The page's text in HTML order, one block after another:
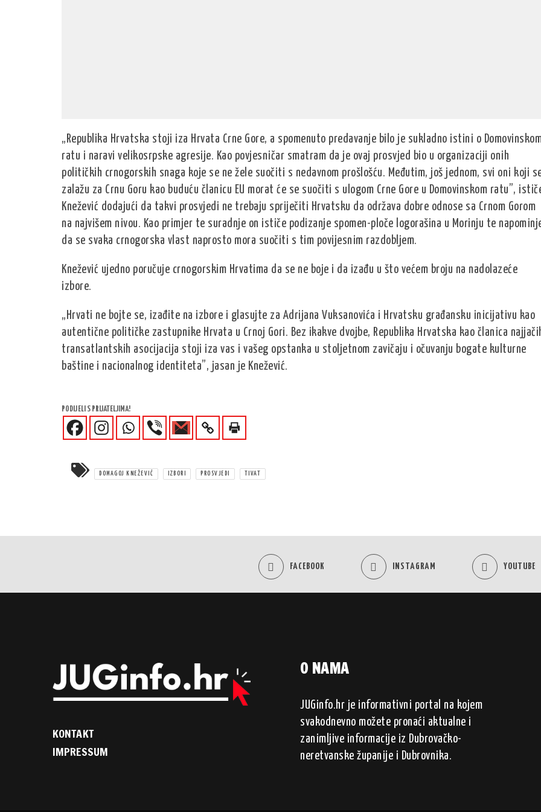
„Republika Hrvatska stoji iza Hrvata Crne Gore, a spomenuto predavanje bilo je sukladno istini o
ratu i naravi velikosrpske agresije. Kao povjesničar smatram da je ovaj prosvjed bio u organizaciji onih
političkih crnogorskih snaga koje se ne žele suočiti s nedavnom prošlošću. Međutim, još jednom, svi oni koji
zalažu za Crnu Goru kao buduću članicu EU morat će se suočiti s ulogom Crne Gore u Domovinskom ratu”,
Knežević dodajući da takvi prosvjedi ne trebaju spriječiti Hrvatsku da održava dobre odnose sa Crnom Gorom
na najvišem nivou. Kao primjer te suradnje on ističe podizanje spomen-ploče logorašina u Morinju te
da se svaka crnogorska vlast naprosto mora suočiti s tim povijesnim razdobljem.
Knežević ujedno poručuje crnogorskim Hrvatima da se ne boje i da izađu u što većem broju na nadolazeće
izbore.
„Hrvati ne bojte se, izađite na izbore i glasujte za Adrijana Vuksanovića i Hrvatsku građansku inicijativu kao
autentične političke zastupnike Hrvata u Crnoj Gori. Bez ikakve dvojbe, Republika Hrvatska kao članica
transatlantskih asocijacija stoji iza vas i vašeg opstanka u stoljetnom zavičaju i očuvanju bogate kulturne
baštine i nacionalnog identiteta”, jasan je Knežević.
PODIJELI S PRIJATELJIMA!
DOMAGOJ KNEŽEVIĆ IZBORI PROSVJEDI TIVAT
FACEBOOK INSTAGRAM YOUTUBE
KONTAKT
IMPRESSUM
O NAMA
JUGinfo.hr je informativni portal na kojem
svakodnevno možete pronaći aktualne i
zanimljive informacije iz Dubrovačko-
neretvanske županije i Dubrovnika.